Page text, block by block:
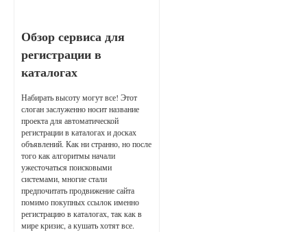
Обзор сервиса для
регистрации в
каталогах
Набирать высоту могут все! Этот
слоган заслуженно носит название
проекта для автоматической
регистрации в каталогах и досках
объявлений. Как ни странно, но после
того как алгоритмы начали
ужесточаться поисковыми
системами, многие стали
предпочитать продвижение сайта
помимо покупных ссылок именно
регистрацию в каталогах, так как в
мире кризис, а кушать хотят все.